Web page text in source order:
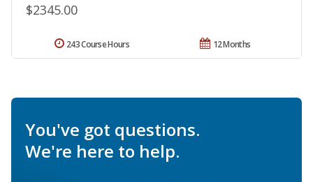
$2345.00
12 Months
243 Course Hours
You've got questions.
We're here to help.